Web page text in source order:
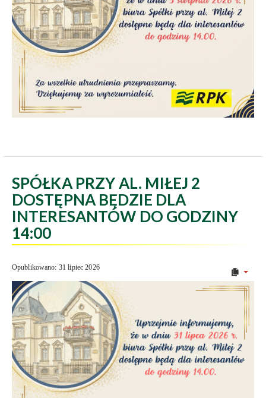
SPÓŁKA PRZY AL. MIŁEJ 2
DOSTĘPNA BĘDZIE DLA
INTERESANTÓW DO GODZINY
14:00
Opublikowano: 31 lipiec 2026